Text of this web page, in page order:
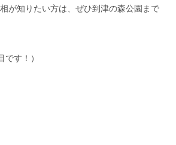
が知りたい方は、ぜひ到津の森公園まで
す！）